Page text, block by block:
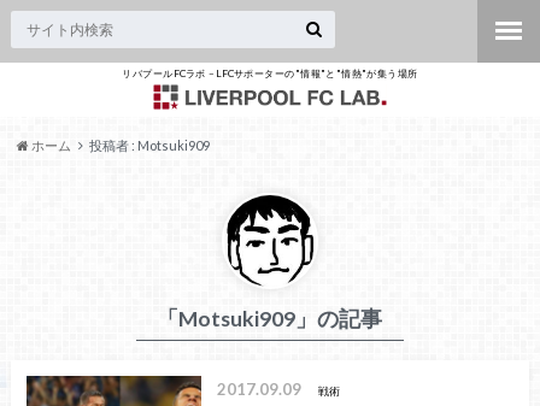
リバプールFCラボ – LFCサポーターの"情報"と"情熱"が集う場所
ホーム 投稿者 : Motsuki909
「Motsuki909」の記事
2017.09.09 戦術